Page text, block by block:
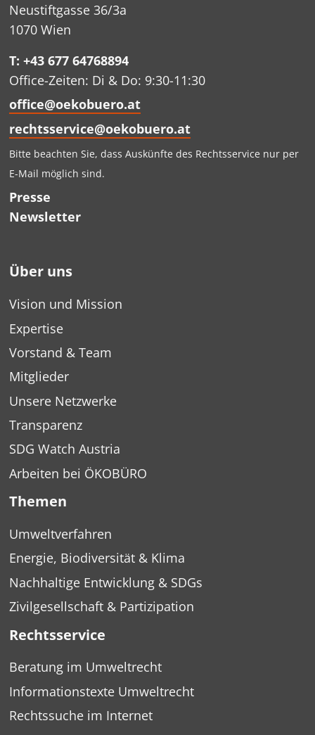
Neustiftgasse 36/3a
1070 Wien
T: +43 677 64768894
Office-Zeiten: Di & Do: 9:30-11:30
office@oekobuero.at
rechtsservice@oekobuero.at
Bitte beachten Sie, dass Auskünfte des Rechtsservice nur per
E-Mail möglich sind.
Presse
Newsletter
Über uns
Vision und Mission
Expertise
Vorstand & Team
Mitglieder
Unsere Netzwerke
Transparenz
SDG Watch Austria
Arbeiten bei ÖKOBÜRO
Themen
Umweltverfahren
Energie, Biodiversität & Klima
Nachhaltige Entwicklung & SDGs
Zivilgesellschaft & Partizipation
Rechtsservice
Beratung im Umweltrecht
Informationstexte Umweltrecht
Rechtssuche im Internet